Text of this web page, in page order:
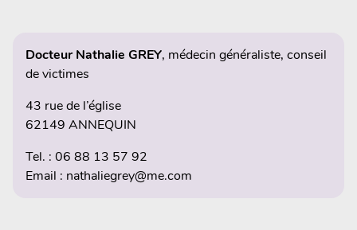
Docteur Nathalie GREY, médecin généraliste, conseil
de victimes
43 rue de l’église
62149 ANNEQUIN
Tel. : 06 88 13 57 92
Email : nathaliegrey@me.com